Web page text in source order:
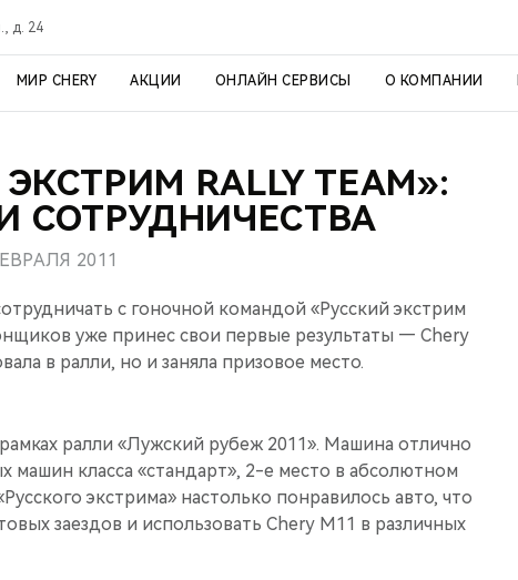
д. 24
МИР CHERY АКЦИИ ОНЛАЙН СЕРВИСЫ О КОМПАНИИ
RALLY TEAM»:
СОТРУДНИЧЕСТВА
2011
с гоночной командой «Русский экстрим
уже принес свои первые результаты — Chery
в ралли, но и заняла призовое место.
ралли «Лужский рубеж 2011». Машина отлично
машин класса «стандарт», 2-е место в абсолютном
экстрима» настолько понравилось авто, что
заездов и использовать Chery M11 в различных